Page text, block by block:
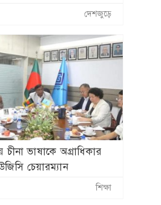
দেশজুড়ে
চীনা ভাষাকে অগ্রাধিকার
চেয়ারম্যান
শিক্ষা